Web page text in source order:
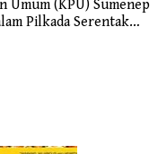
Umum (KPU) Sumenep
Pilkada Serentak…